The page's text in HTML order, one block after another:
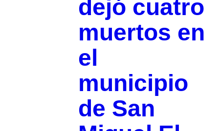
dejó cuatro
muertos en
el
municipio
de San